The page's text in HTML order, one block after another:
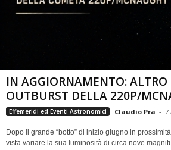
IN AGGIORNAMENTO: ALTRO
OUTBURST DELLA 220P/
Effemeridi ed Eventi Astronomici Claudio Pra - 7
Dopo il grande “botto” di inizio giugno in
vista variare la sua luminosità di circa nove